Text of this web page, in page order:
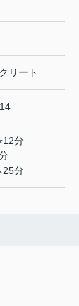
リート
12分
25分